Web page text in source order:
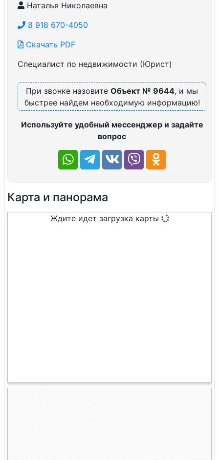
Наталья Николаевна
8 918 670-4050
Скачать PDF
Специалист по недвижимости (Юрист)
При звонке назовите Объект № 9644, и мы
быстрее найдем необходимую информацию!
Используйте удобный мессенджер и задайте
вопрос
Карта и панорама
Ждите идет загрузка карты